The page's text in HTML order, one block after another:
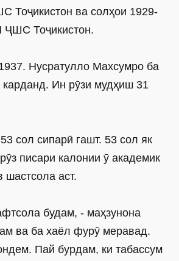
Тоҷикистон ва солҳои 1929-
ҶШС Тоҷикистон.
Нусратулло Махсумро ба
карданд. Ин рӯзи мудҳиш 31
сол сипарӣ гашт. 53 сол як
писари калонии ӯ академик
аст.
будам, - маҳзунона
ва ба хаёл фурӯ меравад.
Пай бурдам, ки табассум